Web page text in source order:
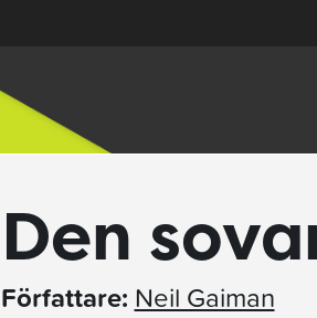
Den
Författare: Neil Gaiman